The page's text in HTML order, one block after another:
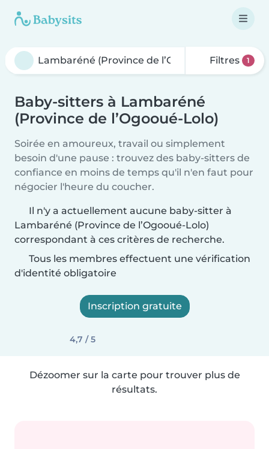
Filtres 1
Baby-sitters à Lambaréné
(Province de l’Ogooué-Lolo)
Soirée en amoureux, travail ou simplement
besoin d'une pause : trouvez des baby-sitters de
confiance en moins de temps qu'il n'en faut pour
négocier l'heure du coucher.
Il n'y a actuellement aucune baby-sitter à
Lambaréné (Province de l’Ogooué-Lolo)
correspondant à ces critères de recherche.
Tous les membres effectuent une vérification
d'identité obligatoire
Inscription gratuite
4,7 / 5
Dézoomer sur la carte pour trouver plus de
résultats.